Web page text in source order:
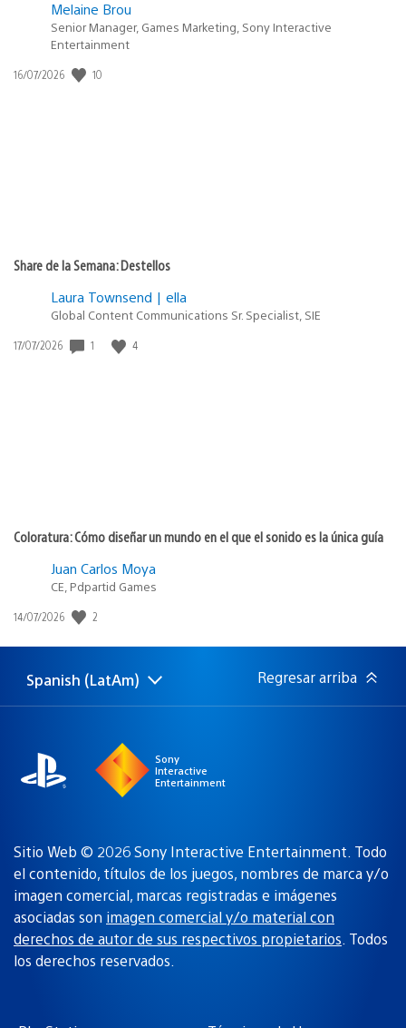
Melaine Brou
Senior Manager, Games Marketing, Sony Interactive
Entertainment
Fecha
16/07/2026 10
Share de la Semana: Destellos
Laura Townsend | ella
Global Content Communications Sr. Specialist, SIE
Fecha
17/07/2026 1 4
Coloratura: Cómo diseñar un mundo en el que el sonido es la única guía
Juan Carlos Moya
CE, Pdpartid Games
Fecha
publicación:
14/07/2026 2
Elige
Región
Spanish (LatAm) Regresar arriba
Sony
Interactive
Entertainment
Sitio Web © 2026 Sony Interactive Entertainment. Todo
el contenido, títulos de los juegos, nombres de marca y/o
imagen comercial, marcas registradas e imágenes
asociadas son imagen comercial y/o material con
derechos de autor de sus respectivos propietarios. Todos
los derechos reservados.